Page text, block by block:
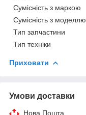
Сумісність з маркою
Сумісність з моделлю
Тип запчастини
Тип техніки
Приховати
Умови доставки
Нова Пошта